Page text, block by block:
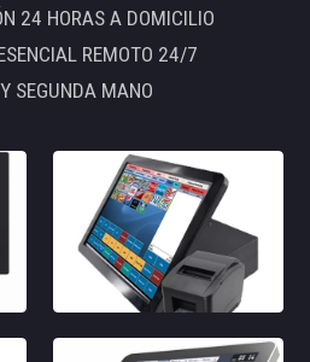
24 HORAS A DOMICILIO
REMOTO 24/7
SEGUNDA MANO